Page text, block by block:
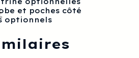
et poches côté
optionnels